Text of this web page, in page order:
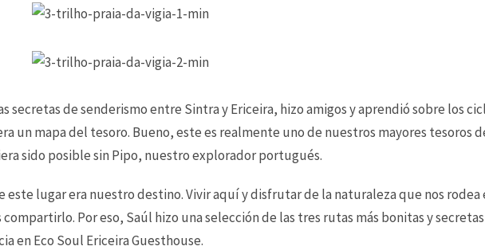
secretas de senderismo entre Sintra y Ericeira, hizo amigos y aprendió sobre los
un mapa del tesoro. Bueno, este es realmente uno de nuestros mayores tesoros
sido posible sin Pipo, nuestro explorador portugués.
este lugar era nuestro destino. Vivir aquí y disfrutar de la naturaleza que nos rodea
Por eso, Saúl hizo una selección de las tres rutas más bonitas y
en Eco Soul Ericeira Guesthouse.